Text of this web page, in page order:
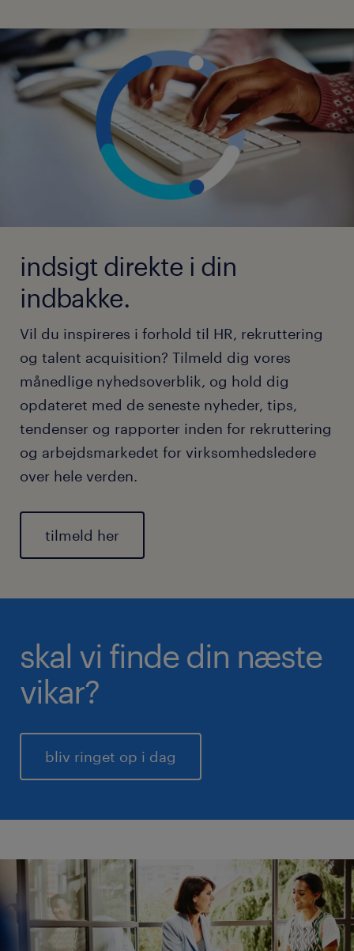
indsigt direkte i din
indbakke.
Vil du inspireres i forhold til HR, rekruttering
og talent acquisition? Tilmeld dig vores
månedlige nyhedsoverblik, og hold dig
opdateret med de seneste nyheder, tips,
tendenser og rapporter inden for rekruttering
og arbejdsmarkedet for virksomhedsledere
over hele verden.
tilmeld her
skal vi finde din næste
vikar?
bliv ringet op i dag